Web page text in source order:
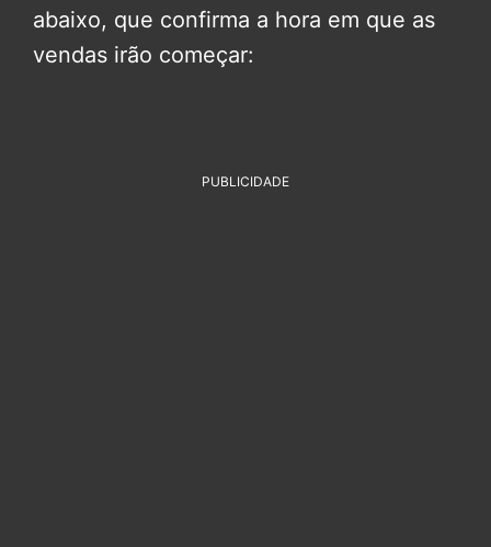
abaixo, que confirma a hora em que as
vendas irão começar:
PUBLICIDADE